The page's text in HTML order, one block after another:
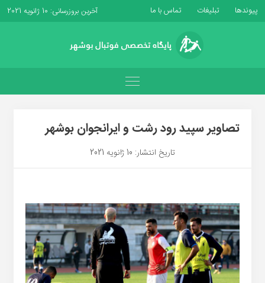
پیوندها تبلیغات تماس با ما آخرین بروزرسانی: 10 ژانویه 2021
تصاویر سپید رود رشت و ایرانجوان بوشهر
تاریخ انتشار: 10 ژانویه 2021